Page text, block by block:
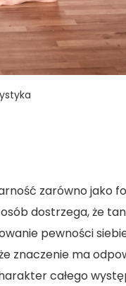
zarówno jako
dostrzega, że
pewności
znaczenie ma
całego